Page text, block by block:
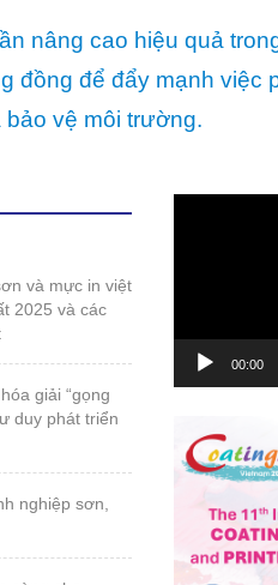
nâng cao hiệu quả
đồng để đẩy mạnh việc
vệ môi trường.
2025 và các
duy phát triển
00:00